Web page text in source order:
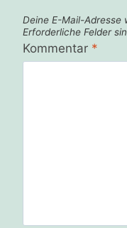
Deine E-Mail-
Erforderliche Felder
Kommentar *